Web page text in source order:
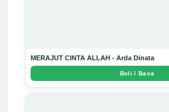
MERAJUT CINTA ALLAH - Arda Dinata
Beli / Baca